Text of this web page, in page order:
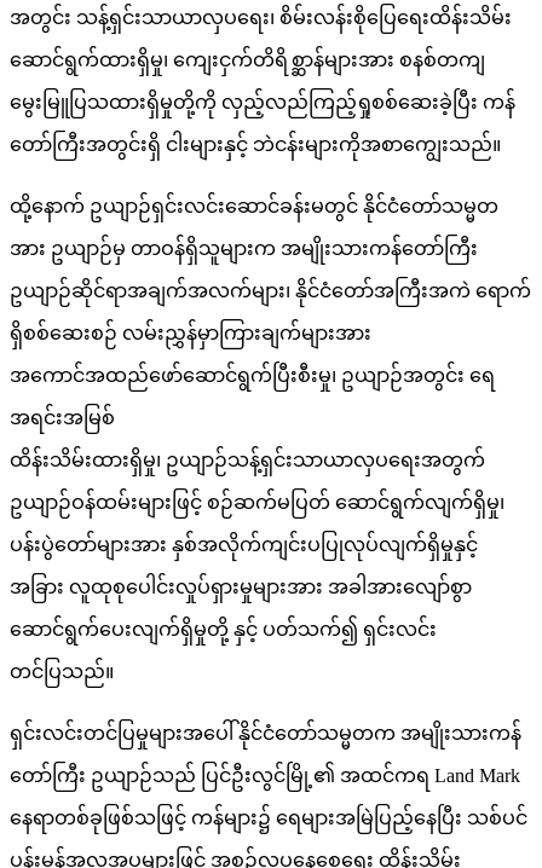
အတွင်း သန့်ရှင်းသာယာလှပရေး၊ စိမ်းလန်းစိုပြေရေးထိန်းသိမ်း
ဆောင်ရွက်ထားရှိမှု၊ ကျေးငှက်တိရိစ္ဆာန်များအား စနစ်တကျ
မွေးမြူပြသထားရှိမှုတို့ကို လှည့်လည်ကြည့်ရှုစစ်ဆေးခဲ့ပြီး ကန်
တော်ကြီးအတွင်းရှိ ငါးများနှင့် ဘဲငန်းများကိုအစာကျွေးသည်။
ထို့နောက် ဥယျာဉ်ရှင်းလင်းဆောင်ခန်းမတွင် နိုင်ငံတော်သမ္မတ
အား ဥယျာဉ်မှ တာဝန်ရှိသူများက အမျိုးသားကန်တော်ကြီး
ဥယျာဉ်ဆိုင်ရာအချက်အလက်များ၊ နိုင်ငံတော်အကြီးအကဲ ရောက်
ရှိစစ်ဆေးစဉ် လမ်းညွှန်မှာကြားချက်များအား
အကောင်အထည်ဖော်ဆောင်ရွက်ပြီးစီးမှု၊ ဥယျာဉ်အတွင်း ရေ
အရင်းအမြစ်
ထိန်းသိမ်းထားရှိမှု၊ ဥယျာဉ်သန့်ရှင်းသာယာလှပရေးအတွက်
ဥယျာဉ်ဝန်ထမ်းများဖြင့် စဉ်ဆက်မပြတ် ဆောင်ရွက်လျက်ရှိမှု၊
ပန်းပွဲတော်များအား နှစ်အလိုက်ကျင်းပပြုလုပ်လျက်ရှိမှုနှင့်
အခြား လူထုစုပေါင်းလှုပ်ရှားမှုများအား အခါအားလျော်စွာ
ဆောင်ရွက်ပေးလျက်ရှိမှုတို့ နှင့် ပတ်သက်၍ ရှင်းလင်း
တင်ပြသည်။
ရှင်းလင်းတင်ပြမှုများအပေါ် နိုင်ငံတော်သမ္မတက အမျိုးသားကန်
တော်ကြီး ဥယျာဉ်သည် ပြင်ဦးလွင်မြို့၏ အထင်ကရ Land Mark
နေရာတစ်ခုဖြစ်သဖြင့် ကန်များ၌ ရေများအမြဲပြည့်နေပြီး သစ်ပင်
ပန်းမန်အလှအပများဖြင့် အစဉ်လှပနေစေရေး ထိန်းသိမ်း